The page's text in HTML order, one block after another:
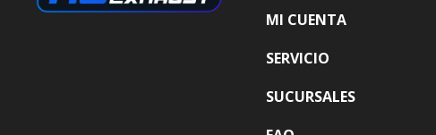
MI CUENTA
SERVICIO
SUCURSALES